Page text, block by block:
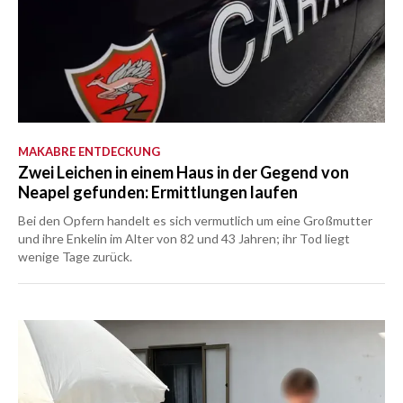
MAKABRE ENTDECKUNG
Zwei Leichen in einem Haus in der Gegend von
Neapel gefunden: Ermittlungen laufen
Bei den Opfern handelt es sich vermutlich um eine Großmutter
und ihre Enkelin im Alter von 82 und 43 Jahren; ihr Tod liegt
wenige Tage zurück.